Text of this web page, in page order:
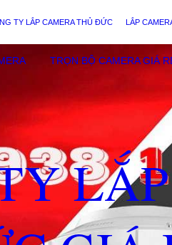
TY LẮP CAMERA THỦ ĐỨC LẮP
TRỌN BỘ CAMERA GIÁ